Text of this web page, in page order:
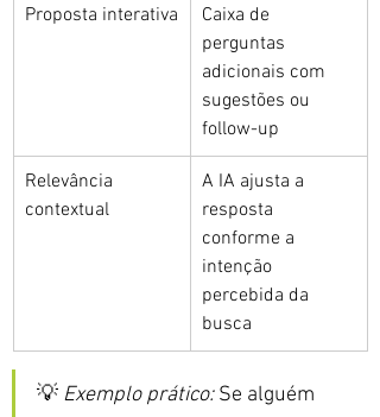
Proposta interativa
Caixa de
perguntas
adicionais com
sugestões ou
follow-up
Relevância
contextual
A IA ajusta a
resposta
conforme a
intenção
percebida da
busca
💡 Exemplo prático: Se alguém